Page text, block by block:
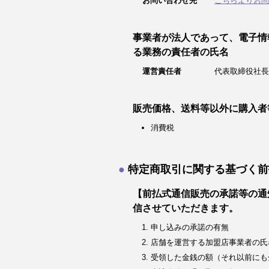
事業者が法人であって、電子
る業務の責任者の氏名
運営責任者 代表取締役社
販売価格、送料等以外に購入
消費税
特定商取引に関する基づく
【前払式通信販売の承諾等の
信させていただきます。
申し込みの承諾の有無
店舗を運営する加盟店事業者の
受領した金銭の額（それ以前に